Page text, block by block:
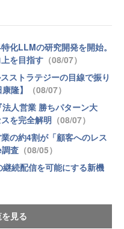
化LLMの研究開発を開始。
を目指す （08/07）
ストラテジーの目線で振り
隆】
（08/07）
人営業 勝ちパターン大
を完全解明 （08/07）
の約4割が「顧客へのレス
査 （08/05）
続配信を可能にする新機
見る